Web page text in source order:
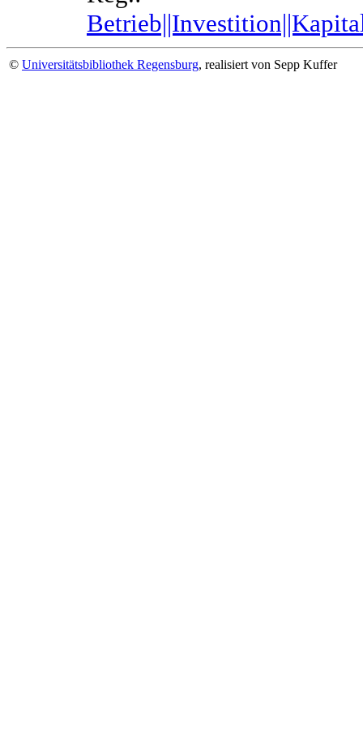
© Universitätsbibliothek Regensburg, realisiert von Sepp Kuffer